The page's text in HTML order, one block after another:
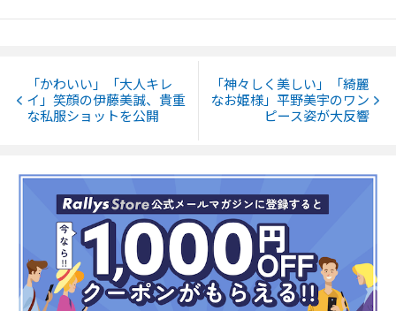
「かわいい」「大人キレ
イ」笑顔の伊藤美誠、貴重
な私服ショットを公開
「神々しく美しい」「綺麗
なお姫様」平野美宇のワン
ピース姿が大反響